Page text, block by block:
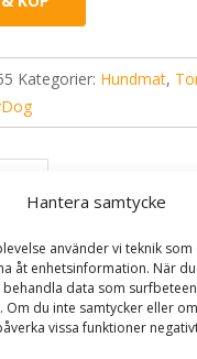
Hantera samtycke
använder vi teknik
åt enhetsinformation. När
behandla data som
Om du inte samtycker eller
vissa funktioner
Kategorier: Hundmat,
än.